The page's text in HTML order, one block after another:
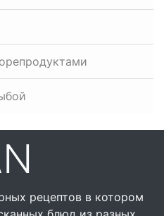
рецептов в котором